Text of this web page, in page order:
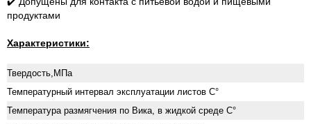
продуктами
Характеристики:
Твердость,МПа
Температурный интервал эксплуатации листов С°
Температура размягчения по Вика, в жидкой среде С°